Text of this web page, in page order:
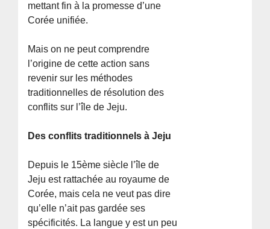
mettant fin à la promesse d’une
Corée unifiée.
Mais on ne peut comprendre
l’origine de cette action sans
revenir sur les méthodes
traditionnelles de résolution des
conflits sur l’île de Jeju.
Des conflits traditionnels à Jeju
Depuis le 15ème siècle l’île de
Jeju est rattachée au royaume de
Corée, mais cela ne veut pas dire
qu’elle n’ait pas gardée ses
spécificités. La langue y est un peu